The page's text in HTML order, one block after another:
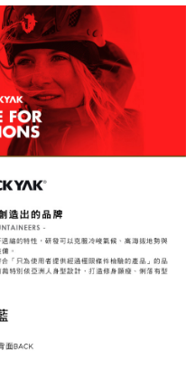
繳費。
（以下簡稱本公司）所提供，讓
服務，並由商店將買賣／分期付款
公司帳單繳交帳款。
約關係目的，商店將以您的個人
灣大哥大進項蒐集、處理及利用，
之確認、核對及更正。
https://oppay.tw/userRule
即可完成結帳。
簡訊。
簡訊中的連結，可透過四大超商／
方視為交易完成。
費，但若您需要取消訂單，請聯絡
單仍視為有效，需透過AFTEE先享
之結帳頁面顯示為準，若有關於
關疑問，請聯繫「AFTEE先享後付
support/home
「AFTEE先享後付」服務完成之交
料，並將交易相關給付款項請求債
網址：
或監護人之同意方可使用
個別帳號之用戶狀況，依本公司即
不足之情形，本公司將視審查結果
費
費
費
費
費
費